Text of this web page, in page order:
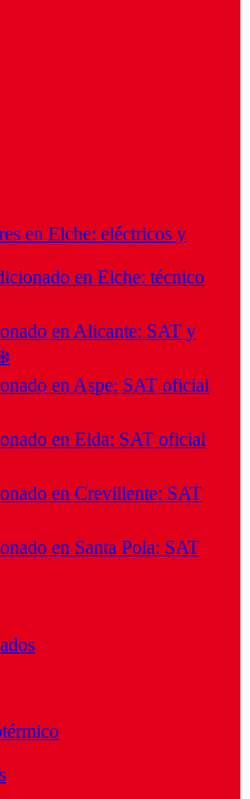
en Elche: eléctricos y
en Elche: técnico
en Alicante: SAT y
en Aspe: SAT oficial
en Elda: SAT oficial
en Crevillente: SAT
en Santa Pola: SAT